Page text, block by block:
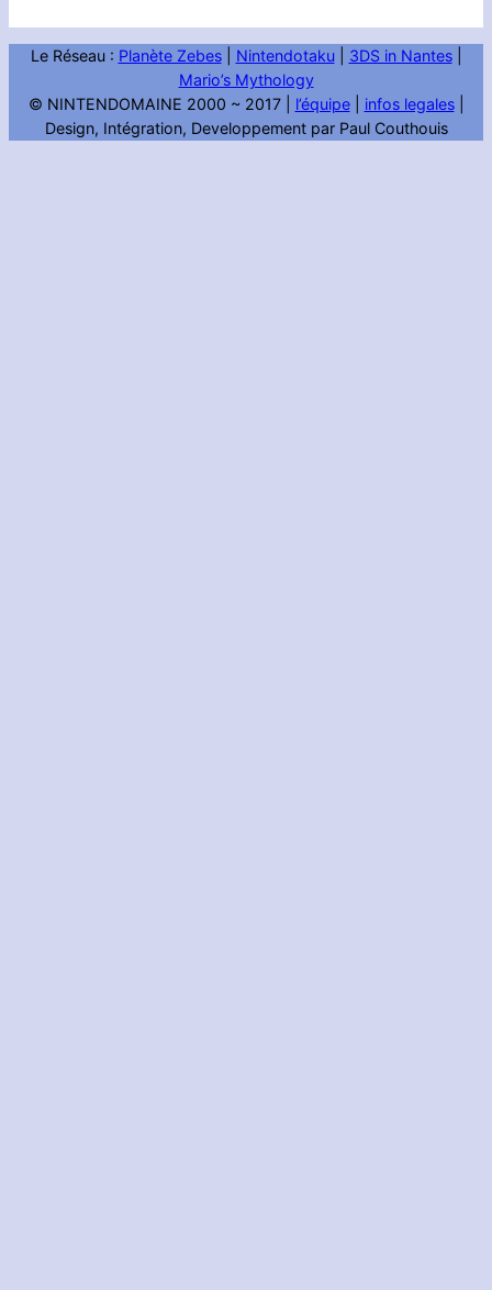
Le Réseau : Planète Zebes| Nintendotaku| 3DS in Nantes|
Mario’s Mythology
© NINTENDOMAINE 2000 ~ 2017 | l’équipe| infos legales|
Design, Intégration, Developpement par Paul Couthouis